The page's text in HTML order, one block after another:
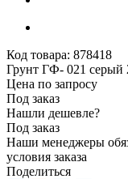
Код товара: 878418
Грунт ГФ- 021 серый
Цена по запросу
Под заказ
Нашли дешевле?
Под заказ
Наши менеджеры
условия заказа
Поделиться